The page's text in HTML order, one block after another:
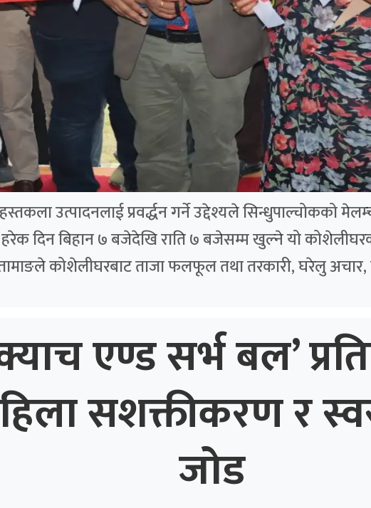
उत्पादनलाई प्रवर्द्धन गर्ने उद्देश्यले सिन्धुपाल्चोकको
दिन बिहान ७ बजेदेखि राति ७ बजेसम्म खुल्ने यो
कोशेलीघरबाट ताजा फलफूल तथा तरकारी, घरेलु
एण्ड सर्भ बल’
सशक्तीकरण र
जोड